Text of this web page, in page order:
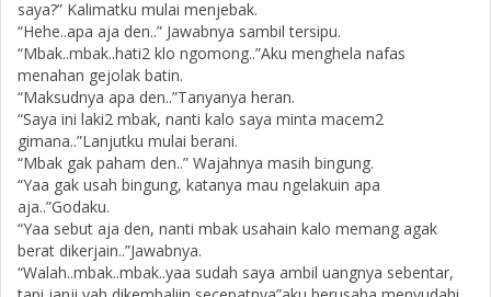
saya?” Kalimatku mulai menjebak.
“Hehe..apa aja den..” Jawabnya sambil tersipu.
“Mbak..mbak..hati2 klo ngomong..”Aku menghela nafas
menahan gejolak batin.
“Maksudnya apa den..”Tanyanya heran.
“Saya ini laki2 mbak, nanti kalo saya minta macem2
gimana..”Lanjutku mulai berani.
“Mbak gak paham den..” Wajahnya masih bingung.
“Yaa gak usah bingung, katanya mau ngelakuin apa
aja..”Godaku.
“Yaa sebut aja den, nanti mbak usahain kalo memang agak
berat dikerjain..”Jawabnya.
“Walah..mbak..mbak..yaa sudah saya ambil uangnya sebentar,